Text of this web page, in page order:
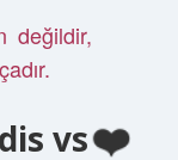
değildir,
vs